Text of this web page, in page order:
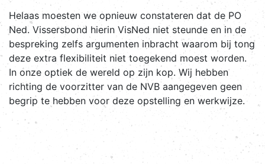
Helaas moesten we opnieuw constateren dat de PO
Ned. Vissersbond hierin VisNed niet steunde en in de
bespreking zelfs argumenten inbracht waarom bij tong
deze extra flexibiliteit niet toegekend moest worden.
In onze optiek de wereld op zijn kop. Wij hebben
richting de voorzitter van de NVB aangegeven geen
begrip te hebben voor deze opstelling en werkwijze.